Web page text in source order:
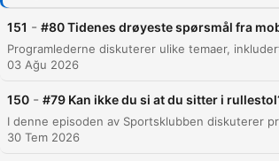
encountered on Instagram.
skulle betale en fitteskatt
00:21:13 · Dette refererer til en
151 - #80 Tidenes drøyeste spørsmål fra
03 Ağu 2026
150 - #79 Kan ikke du si at du sitter i
30 Tem 2026